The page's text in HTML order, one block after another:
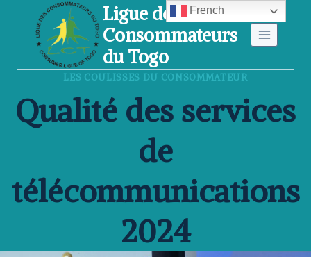
contenu
Ligue des
Consommateurs
du Togo
LES COULISSES DU CONSOMMATEUR
Qualité des services
de
télécommunications
2024
French